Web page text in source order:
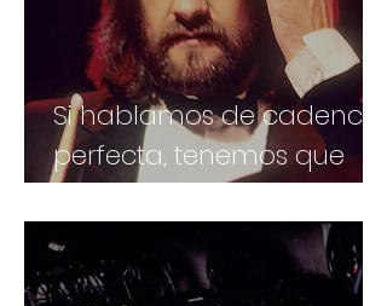
Si hablamos de cadencia
perfecta, tenemos que
hablar de Mick Fleetwood.